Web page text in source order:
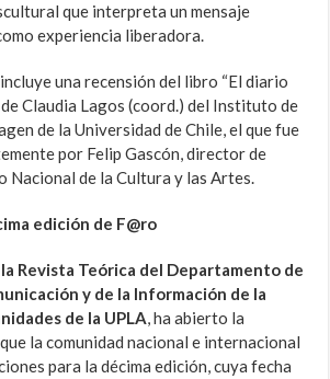
que interpreta un mensaje
experiencia liberadora.
una recensión del libro “El diario
Claudia Lagos (coord.) del Instituto de
de la Universidad de Chile, el que fue
por Felip Gascón, director de
Nacional de la Cultura y las Artes.
edición de F@ro
la Revista Teórica del Departamento de
y de la Información de la
de la UPLA, ha abierto la
la comunidad nacional e internacional
para la décima edición, cuya fecha